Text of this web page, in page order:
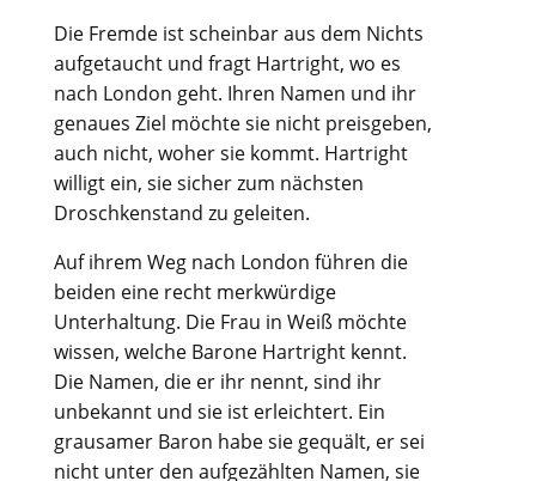
Die Fremde ist scheinbar aus dem Nichts
aufgetaucht und fragt Hartright, wo es
nach London geht. Ihren Namen und ihr
genaues Ziel möchte sie nicht preisgeben,
auch nicht, woher sie kommt. Hartright
willigt ein, sie sicher zum nächsten
Droschkenstand zu geleiten.
Auf ihrem Weg nach London führen die
beiden eine recht merkwürdige
Unterhaltung. Die Frau in Weiß möchte
wissen, welche Barone Hartright kennt.
Die Namen, die er ihr nennt, sind ihr
unbekannt und sie ist erleichtert. Ein
grausamer Baron habe sie gequält, er sei
nicht unter den aufgezählten Namen, sie